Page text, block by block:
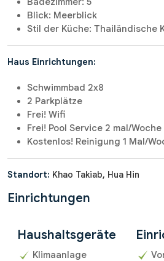
Blick: Meerblick
Stil der Küche: Thailändische
Haus Einrichtungen:
Schwimmbad 2x8
2 Parkplätze
Frei! Wifi
Frei! Pool Service 2 mal/Woche
Kostenlos! Reinigung 1 Mal/
Standort: Khao Takiab, Hua Hin
Einrichtungen
Haushaltsgeräte
Klimaanlage